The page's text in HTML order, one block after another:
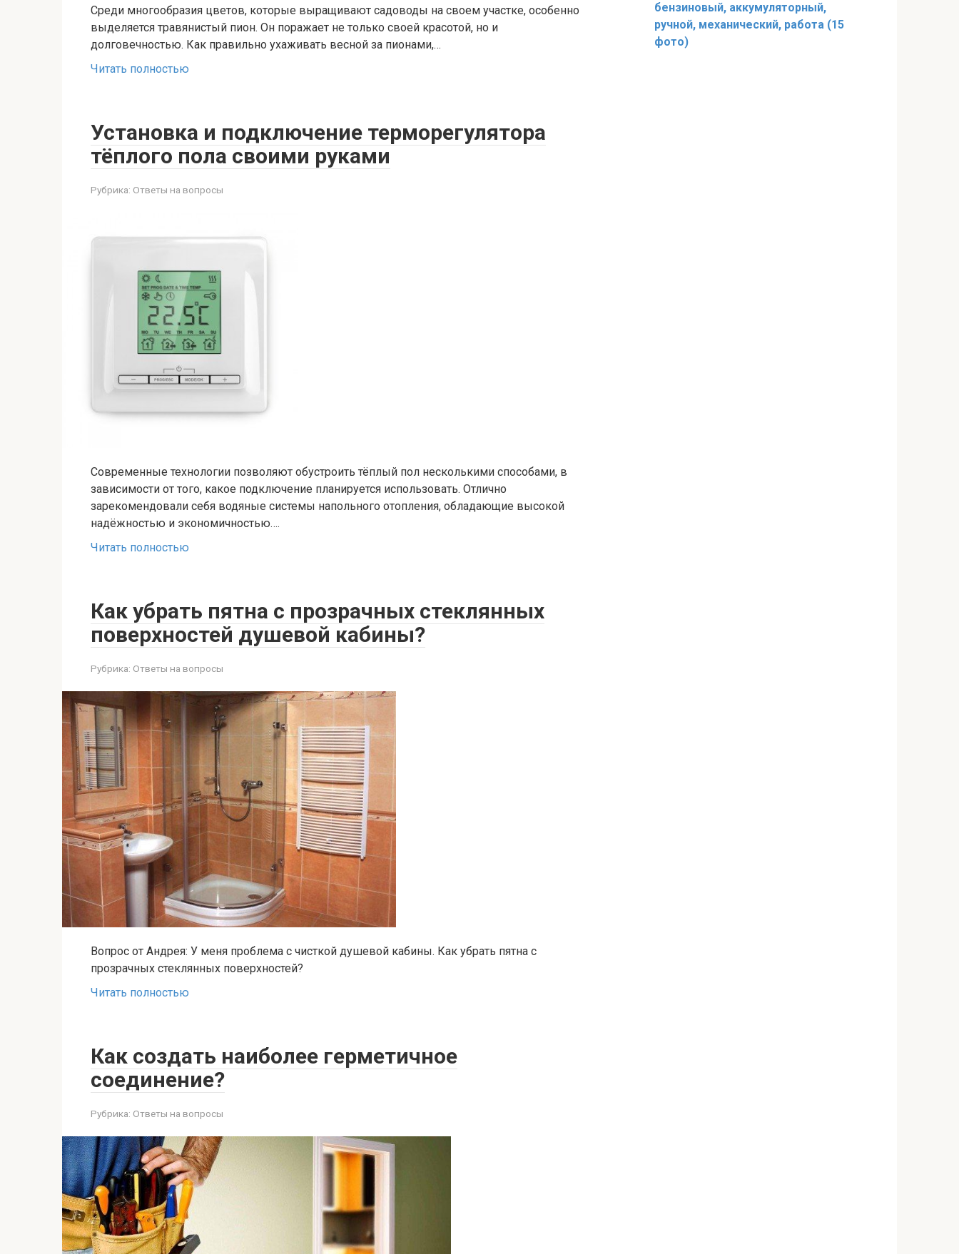
Среди многообразия цветов, которые выращивают садоводы на своем участке, особенно
выделяется травянистый пион. Он поражает не только своей красотой, но и
долговечностью. Как правильно ухаживать весной за пионами,…
Читать полностью
Установка и подключение терморегулятора
тёплого пола своими руками
Рубрика: Ответы на вопросы
Современные технологии позволяют обустроить тёплый пол несколькими способами, в
зависимости от того, какое подключение планируется использовать. Отлично
зарекомендовали себя водяные системы напольного отопления, обладающие высокой
надёжностью и экономичностью….
Читать полностью
Как убрать пятна с прозрачных стеклянных
поверхностей душевой кабины?
Рубрика: Ответы на вопросы
Вопрос от Андрея: У меня проблема с чисткой душевой кабины. Как убрать пятна с
прозрачных стеклянных поверхностей?
Читать полностью
Как создать наиболее герметичное
соединение?
Рубрика: Ответы на вопросы
бензиновый, аккумуляторный,
ручной, механический, работа (15
фото)